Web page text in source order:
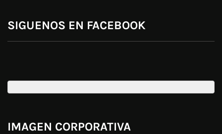
SIGUENOS EN FACEBOOK
IMAGEN CORPORATIVA